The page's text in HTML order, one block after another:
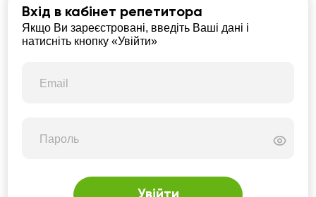
Вхід в кабінет репетитора
Якщо Ви зареєстровані, введіть Ваші дані і
натисніть кнопку «Увійти»
Email
Пароль